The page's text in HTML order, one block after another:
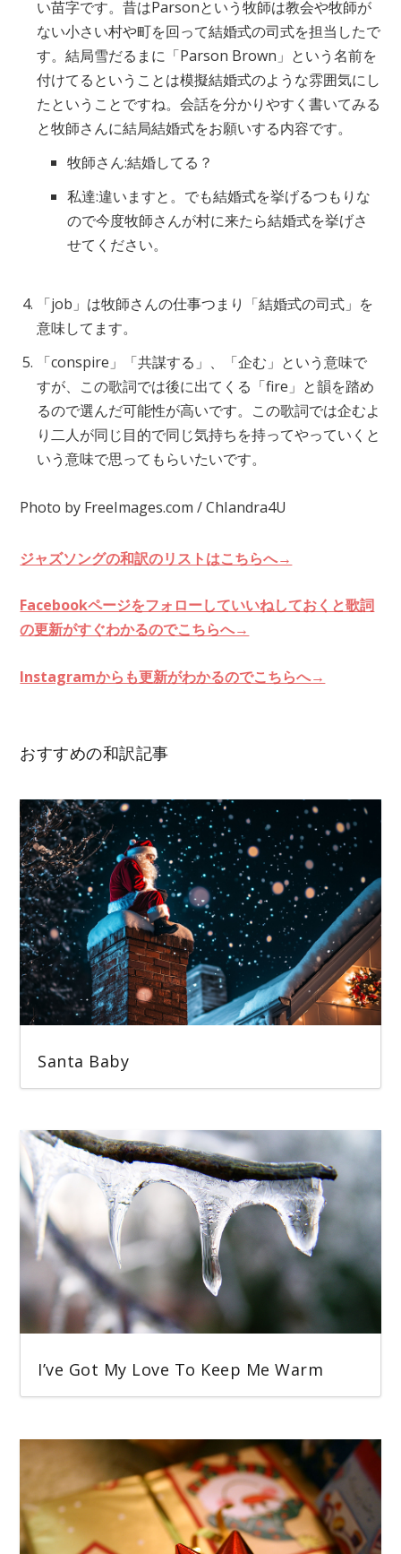
い苗字です。昔はParsonという牧師は教会や牧師が
ない小さい村や町を回って結婚式の司式を担当したで
す。結局雪だるまに「Parson Brown」という名前を
付けてるということは模擬結婚式のような雰囲気にし
たということですね。会話を分かりやすく書いてみる
と牧師さんに結局結婚式をお願いする内容です。
牧師さん:結婚してる？
私達:違いますと。でも結婚式を挙げるつもりな
ので今度牧師さんが村に来たら結婚式を挙げさ
せてください。
「job」は牧師さんの仕事つまり「結婚式の司式」を
意味してます。
「conspire」「共謀する」、「企む」という意味で
すが、この歌詞では後に出てくる「fire」と韻を踏め
るので選んだ可能性が高いです。この歌詞では企むよ
り二人が同じ目的で同じ気持ちを持ってやっていくと
いう意味で思ってもらいたいです。
Photo by FreeImages.com / ChIandra4U
ジャズソングの和訳のリストはこちらへ→
Facebookページをフォローしていいねしておくと歌詞
の更新がすぐわかるのでこちらへ→
Instagramからも更新がわかるのでこちらへ→
おすすめの和訳記事
Santa Baby
I’ve Got My Love To Keep Me Warm